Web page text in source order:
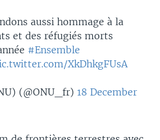
aussi hommage à la
et des réfugiés morts
#Ensemble
XkDhkgFUsA
(@ONU_fr) 18 December